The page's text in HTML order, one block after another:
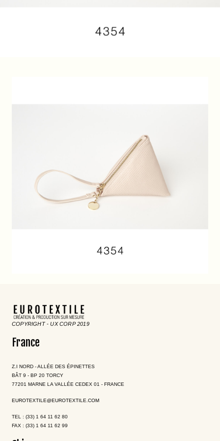
COPYRIGHT - UX CORP 2019
France
Z.I NORD - ALLÉE DES ÉPINETTES
BÂT 9 - BP 20 TORCY
77201 MARNE LA VALLÉE CEDEX 01 - FRANCE
EUROTEXTILE@EUROTEXTILE.COM
TEL : (33) 1 64 11 62 80
FAX : (33) 1 64 11 62 99